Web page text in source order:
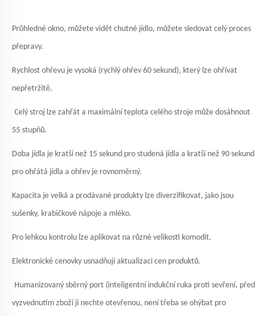
Průhledné okno, můžete vidět chutné jídlo, můžete sledovat celý proces
přepravy.
Rychlost ohřevu je vysoká (rychlý ohřev 60 sekund), který lze ohřívat
nepřetržitě.
Celý stroj lze zahřát a maximální teplota celého stroje může dosáhnout
55 stupňů.
Doba jídla je kratší než 15 sekund pro studená jídla a kratší než 90 sekund
pro ohřátá jídla a ohřev je rovnoměrný.
Kapacita je velká a prodávané produkty lze diverzifikovat, jako jsou
sušenky, krabičkové nápoje a mléko.
Pro lehkou kontrolu lze aplikovat na různé velikosti komodit.
Elektronické cenovky usnadňují aktualizaci cen produktů.
Humanizovaný sběrný port (inteligentní indukční ruka proti sevření, před
vyzvednutím zboží ji nechte otevřenou, není třeba se ohýbat pro